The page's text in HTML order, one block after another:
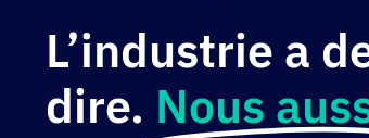
L’industrie a
dire. Nous